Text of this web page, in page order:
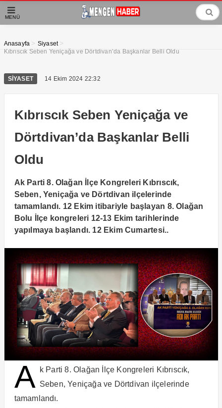
MENÜ
Anasayfa > Siyaset >
Kıbrıscık Seben Yeniçağa ve Dörtdivan’da Başkanlar Belli Oldu
SIYASET 14 Ekim 2024 22:32
Kıbrıscık Seben Yeniçağa ve
Dörtdivan’da Başkanlar Belli
Oldu
Ak Parti 8. Olağan İlçe Kongreleri Kıbrıscık,
Seben, Yeniçağa ve Dörtdivan ilçelerinde
tamamlandı. 12 Ekim itibariyle başlayan 8. Olağan
Bolu İlçe kongreleri 12-13 Ekim tarihlerinde
yapılmaya başlandı. 12 Ekim Cumartesi..
A
k Parti 8. Olağan İlçe Kongreleri Kıbrıscık,
Seben, Yeniçağa ve Dörtdivan ilçelerinde
tamamlandı.